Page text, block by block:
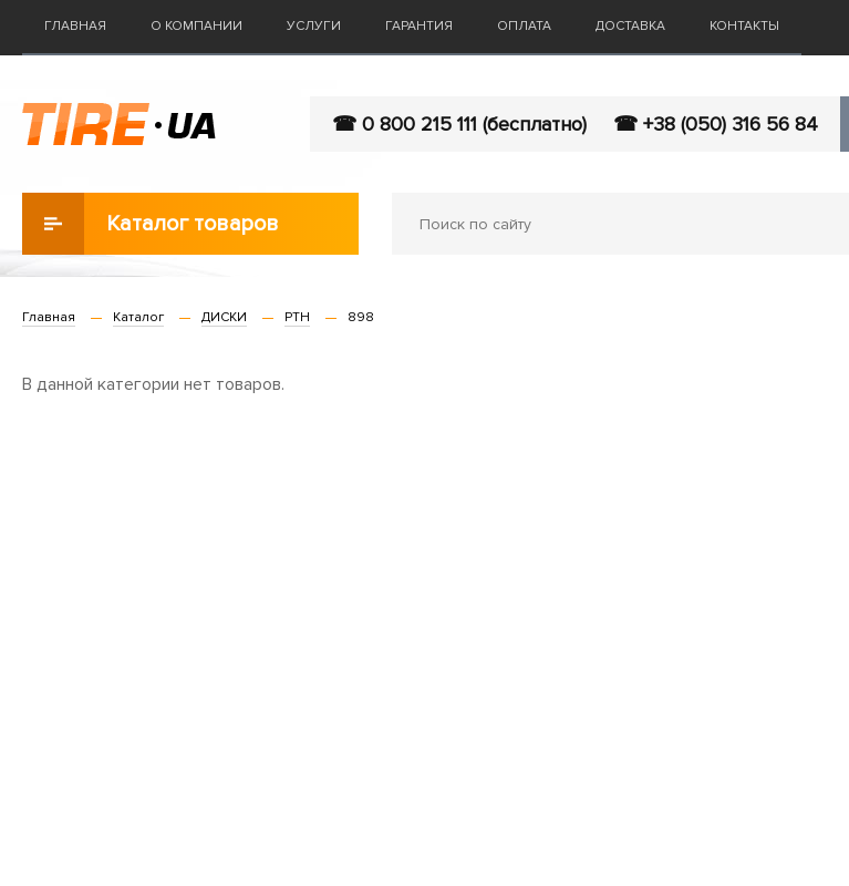
ГЛАВНАЯ О КОМПАНИИ УСЛУГИ ГАРАНТИЯ ОПЛАТА ДОСТАВКА КОНТАКТЫ
☎ 0 800 215 111 (бесплатно) ☎ +38 (050) 316 56 84
Каталог товаров
Главная Каталог ДИСКИ PTH 898
В данной категории нет товаров.